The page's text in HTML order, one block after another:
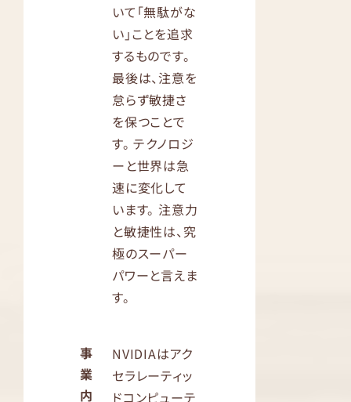
いて「無駄がな
い」ことを追求
するものです。
最後は、注意を
怠らず敏捷さ
を保つことで
す。 テクノロジ
ーと世界は急
速に変化して
います。 注意力
と敏捷性は、究
極のスーパー
パワーと言えま
す。
事
業
内
NVIDIAはアク
セラレーティッ
ドコンピューテ